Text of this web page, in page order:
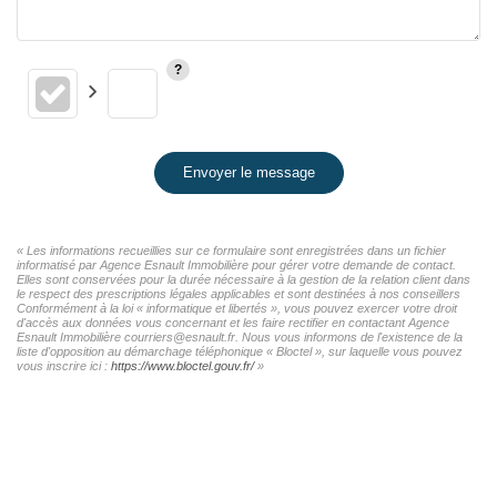
Envoyer le message
« Les informations recueillies sur ce formulaire sont enregistrées dans un fichier
informatisé par Agence Esnault Immobilière pour gérer votre demande de contact.
Elles sont conservées pour la durée nécessaire à la gestion de la relation client dans
le respect des prescriptions légales applicables et sont destinées à nos conseillers
Conformément à la loi « informatique et libertés », vous pouvez exercer votre droit
d'accès aux données vous concernant et les faire rectifier en contactant Agence
Esnault Immobilière courriers@esnault.fr. Nous vous informons de l'existence de la
liste d'opposition au démarchage téléphonique « Bloctel », sur laquelle vous pouvez
vous inscrire ici : https://www.bloctel.gouv.fr/»